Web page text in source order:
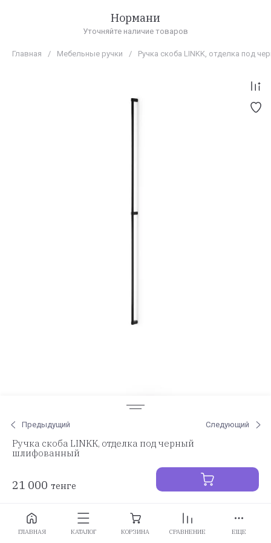
Нормани
Уточняйте наличие товаров
Главная / Мебельные ручки / Ручка скоба LINKK, отделка под
Предыдущий Следующий
Ручка скоба LINKK, отделка под черный
шлифованный
21 000 тенге
Заказать
ГЛАВНАЯ КАТАЛОГ КОРЗИНА СРАВНЕНИЕ ЕЩЕ